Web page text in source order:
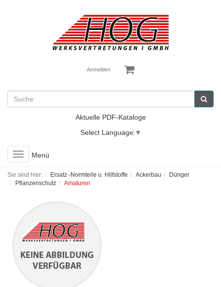
Anmelden
Aktuelle PDF-Kataloge
Select Language ▼
Toggle
navigation
Menü
Sie sind hier: Ersatz -Normteile u. Hilfstoffe Ackerbau
Dünger
Pflanzenschutz
Amaturen